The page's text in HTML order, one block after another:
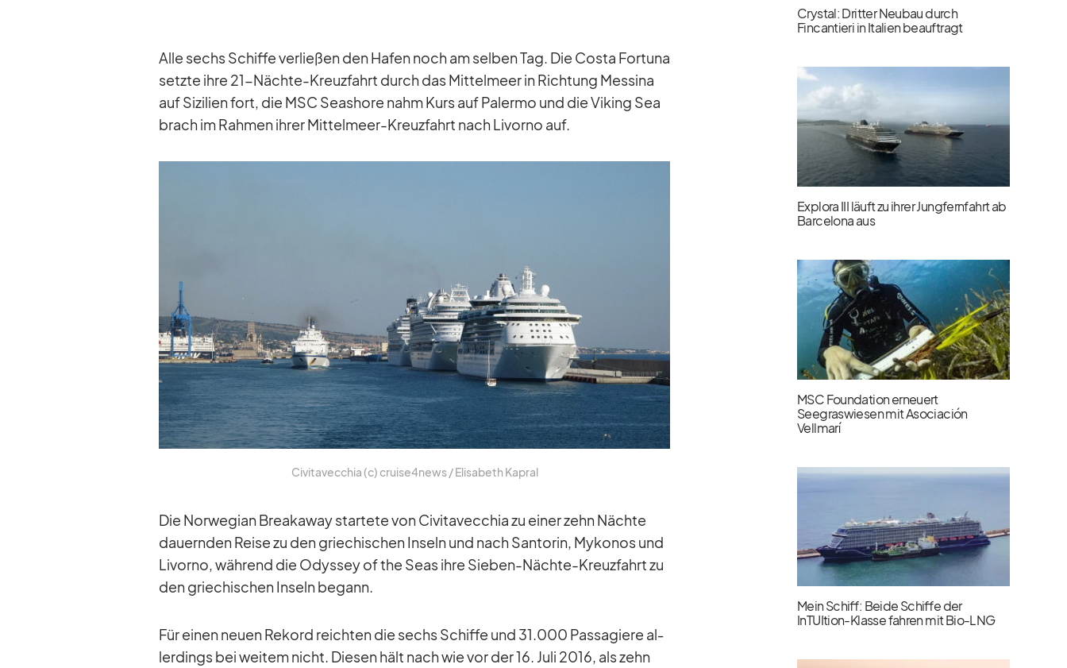
Alle sechs Schiffe ver­lie­ßen den Ha­fen noch am sel­ben Tag. Die Costa For­tuna
setzte ihre 21-Nächte-Kreuz­fahrt durch das Mit­tel­meer in Rich­tung Mes­sina
auf Si­zi­lien fort, die MSC Seashore nahm Kurs auf Pa­lermo und die Vi­king Sea
brach im Rah­men ih­rer Mit­tel­meer-Kreuz­fahrt nach Li­vorno auf.
Ci­vi­ta­vec­chia (c) cruise4news /​ Eli­sa­beth Ka­pral
Die Nor­we­gian Breaka­way star­tete von Ci­vi­ta­vec­chia zu ei­ner zehn Nächte
dau­ern­den Reise zu den grie­chi­schen In­seln und nach San­to­rin, My­ko­nos und
Li­vorno, wäh­rend die Odys­sey of the Seas ihre Sie­ben-Nächte-Kreuz­fahrt zu
den grie­chi­schen In­seln be­gann.
Für ei­nen neuen Re­kord reich­ten die sechs Schiffe und 31.000 Pas­sa­giere al­
ler­dings bei wei­tem nicht. Die­sen hält nach wie vor der 16. Juli 2016, als zehn
Crystal: Dritter Neubau durch
Fincantieri in Italien beauftragt
Explora III läuft zu ihrer Jungfernfahrt ab
Barcelona aus
MSC Foundation erneuert
Seegraswiesen mit Asociación
Vellmarí
Mein Schiff: Beide Schiffe der
InTUItion-Klasse fahren mit Bio-LNG